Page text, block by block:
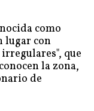
como
lugar con
que
la zona,
de